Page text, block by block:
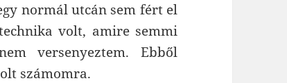
normál utcán sem fért el
volt, amire semmi
versenyeztem. Ebből
számomra.